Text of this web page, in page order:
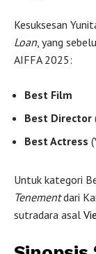
Kesuksesan
Loan, yang
AIFFA 2025:
Best Film
Best Director
Best Actress
Untuk kategori
Tenementdari
sutradara asal